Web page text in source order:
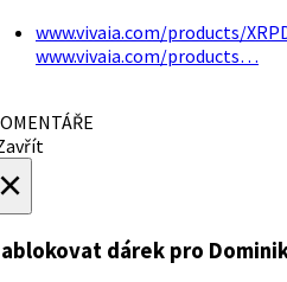
www.vivaia.com/products/
www.vivaia.com/products…
dárek pro